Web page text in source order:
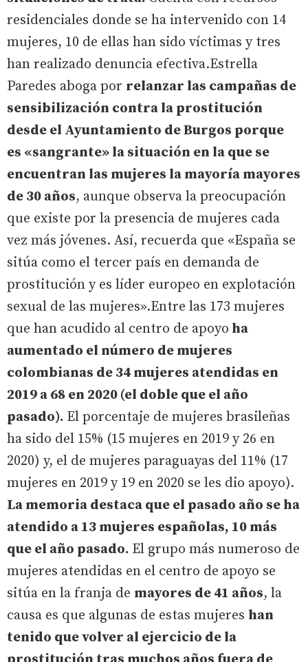
residenciales donde se ha intervenido con 14
mujeres, 10 de ellas han sido víctimas y tres
han realizado denuncia efectiva.Estrella
Paredes aboga por relanzar las campañas de
sensibilización contra la prostitución
desde el Ayuntamiento de Burgos porque
es «sangrante» la situación en la que se
encuentran las mujeres la mayoría mayores
de 30 años, aunque observa la preocupación
que existe por la presencia de mujeres cada
vez más jóvenes. Así, recuerda que «España se
sitúa como el tercer país en demanda de
prostitución y es líder europeo en explotación
sexual de las mujeres».Entre las 173 mujeres
que han acudido al centro de apoyo ha
aumentado el número de mujeres
colombianas de 34 mujeres atendidas en
2019 a 68 en 2020 (el doble que el año
pasado). El porcentaje de mujeres brasileñas
ha sido del 15% (15 mujeres en 2019 y 26 en
2020) y, el de mujeres paraguayas del 11% (17
mujeres en 2019 y 19 en 2020 se les dio apoyo).
La memoria destaca que el pasado año se ha
atendido a 13 mujeres españolas, 10 más
que el año pasado. El grupo más numeroso de
mujeres atendidas en el centro de apoyo se
sitúa en la franja de mayores de 41 años, la
causa es que algunas de estas mujeres han
tenido que volver al ejercicio de la